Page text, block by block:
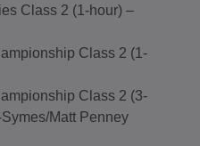
Class 2 (1-hour) –
Class 2 (1-
Class 2 (3-
Matt Penney